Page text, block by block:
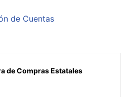
de Cuentas
de Compras Estatales